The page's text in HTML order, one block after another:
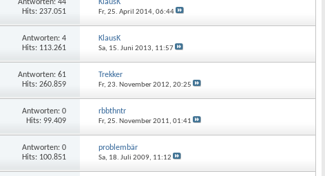
Antworten: 44
Hits: 237.051
KlausK
Fr, 25. April 2014, 06:44
Antworten: 4
Hits: 113.261
KlausK
Sa, 15. Juni 2013, 11:57
Antworten: 61
Hits: 260.859
Trekker
Fr, 23. November 2012, 20:25
Antworten: 0
Hits: 99.409
rbbthntr
Fr, 25. November 2011, 01:41
Antworten: 0
Hits: 100.851
problembär
Sa, 18. Juli 2009, 11:12